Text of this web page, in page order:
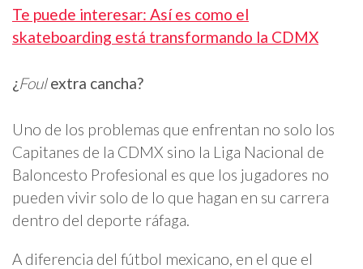
Te puede interesar: Así es como el
skateboarding está transformando la CDMX
¿Foulextra cancha?
Uno de los problemas que enfrentan no solo los
Capitanes de la CDMX sino la Liga Nacional de
Baloncesto Profesional es que los jugadores no
pueden vivir solo de lo que hagan en su carrera
dentro del deporte ráfaga.
A diferencia del fútbol mexicano, en el que el